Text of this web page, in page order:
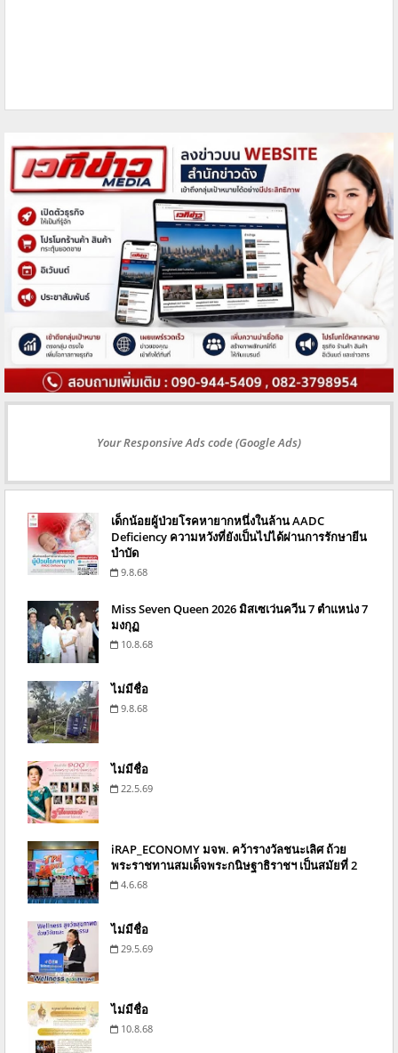
Your Responsive Ads code (Google Ads)
เด็กน้อยผู้ป่วยโรคหายากหนึ่งในล้าน AADC
Deficiency ความหวังที่ยังเป็นไปได้ผ่านการรักษายีน
บำบัด
9.8.68
Miss Seven Queen 2026 มิสเซเว่นควีน 7 ตำแหน่ง 7
มงกุฏ
10.8.68
ไม่มีชื่อ
9.8.68
ไม่มีชื่อ
22.5.69
iRAP_ECONOMY มจพ. คว้ารางวัลชนะเลิศ ถ้วย
พระราชทานสมเด็จพระกนิษฐาธิราชฯ เป็นสมัยที่ 2
4.6.68
ไม่มีชื่อ
29.5.69
ไม่มีชื่อ
10.8.68